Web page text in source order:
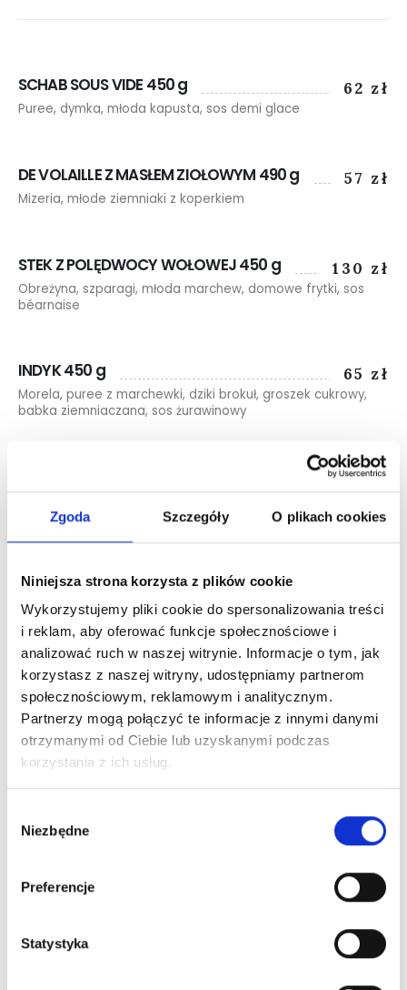
Zgoda Szczegóły O plikach cookies
Niniejsza strona korzysta z plików cookie
Wykorzystujemy pliki cookie do spersonalizowania treści
i reklam, aby oferować funkcje społecznościowe i
analizować ruch w naszej witrynie. Informacje o tym, jak
korzystasz z naszej witryny, udostępniamy partnerom
społecznościowym, reklamowym i analitycznym.
Partnerzy mogą połączyć te informacje z innymi danymi
otrzymanymi od Ciebie lub uzyskanymi podczas
korzystania z ich usług.
zgody
Niezbędne
Preferencje
Statystyka
SCHAB SOUS VIDE 450 g 62 zł
Puree, dymka, młoda kapusta, sos demi glace
DE VOLAILLE Z MASŁEM ZIOŁOWYM 490 g 57 zł
Mizeria, młode ziemniaki z koperkiem
STEK Z POLĘDWOCY WOŁOWEJ 450 g 130 zł
Obreżyna, szparagi, młoda marchew, domowe frytki, sos
béarnaise
INDYK 450 g 65 zł
Morela, puree z marchewki, dziki brokuł, groszek cukrowy,
babka ziemniaczana, sos żurawinowy
72 zł
cytrusami, velouté porowy
BURGER 550 g
Szarpana wieprzowina, kimchi, wasabi, pomidor, sałata,
łódeczki ziemniaczane
DESERY
29 zł
Owoce sezonowe, biała czekolada, lody szczawiowe
ETON MESS 250 g 27 zł